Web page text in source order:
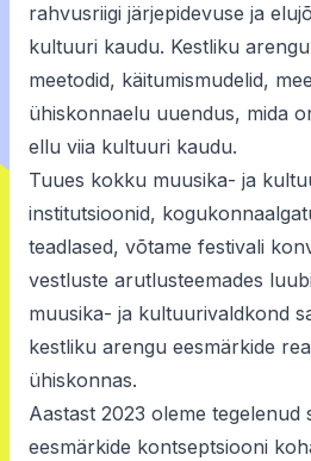
rahvusriigi järjepidevuse ja
kultuuri kaudu. Kestliku
meetodid, käitumismudelid,
ühiskonnaelu uuendus, mida
ellu viia kultuuri kaudu.
Tuues kokku muusika- ja
institutsioonid,
teadlased, võtame festivali
vestluste arutlusteemades
muusika- ja kultuurivaldkond
kestliku arengu eesmärkide
ühiskonnas.
Aastast 2023 oleme tegelenud
eesmärkide kontseptsiooni